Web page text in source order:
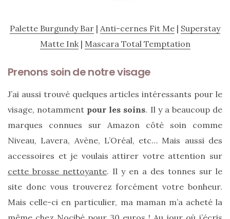
Tutoriels
(70)
(154)
Bonnes
adresses/Evénements
Coups
de
coeur
Digital/Blogging
Palette Burgundy Bar | Anti-cernes Fit Me | Superstay
Matte Ink| Mascara Total Temptation
Prenons soin de notre visage
J’ai aussi trouvé quelques articles intéressants pour le
visage, notamment pour les soins. Il y a beaucoup de
marques connues sur Amazon côté soin comme
Niveau, Lavera, Avène, L’Oréal, etc… Mais aussi des
accessoires et je voulais attirer votre attention sur
cette brosse nettoyante. Il y en a des tonnes sur le
site donc vous trouverez forcément votre bonheur.
Mais celle-ci en particulier, ma maman m’a acheté la